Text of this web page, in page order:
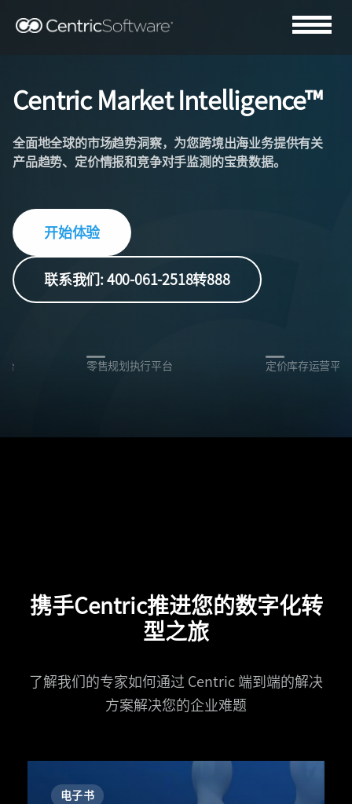
Centric Market Intelligence™
全面地全球的市场趋势洞察，为您跨境出海业务提供有关
产品趋势、定价情报和竞争对手监测的宝贵数据。
开始体验
联系我们: 400-061-2518转888
台 零售规划执行平台 定价库存运营平台
携手Centric推进您的数字化转
型之旅
了解我们的专家如何通过 Centric 端到端的解决
方案解决您的企业难题
电子书